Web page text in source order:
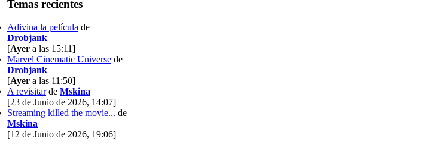
Temas recientes
Adivina la película de
Drobjank
[Ayer a las 15:11]
Marvel Cinematic Universe de
Drobjank
[Ayer a las 11:50]
A revisitarde Mskina
[23 de Junio de 2026, 14:07]
Streaming killed the movie... de
Mskina
[12 de Junio de 2026, 19:06]